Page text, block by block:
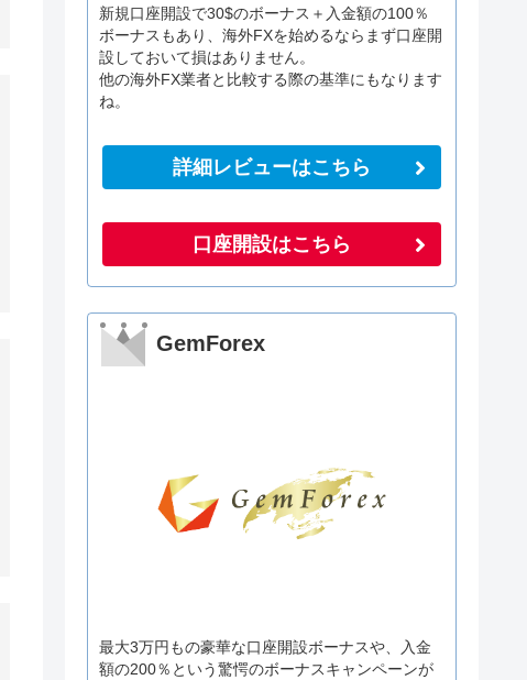
新規口座開設で30$のボーナス＋入金額の100％
ボーナスもあり、海外FXを始めるならまず口座開
設しておいて損はありません。
他の海外FX業者と比較する際の基準にもなります
ね。
詳細レビューはこちら
口座開設はこちら
GemForex
最大3万円もの豪華な口座開設ボーナスや、入金
額の200％という驚愕のボーナスキャンペーンが